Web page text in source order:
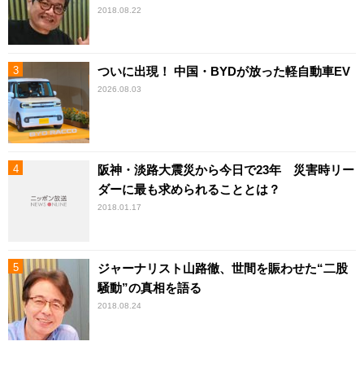
2018.08.22
ついに出現！ 中国・BYDが放った軽自動車EV
2026.08.03
阪神・淡路大震災から今日で23年 災害時リー
ダーに最も求められることとは？
2018.01.17
ジャーナリスト山路徹、世間を賑わせた“二股
騒動”の真相を語る
2018.08.24